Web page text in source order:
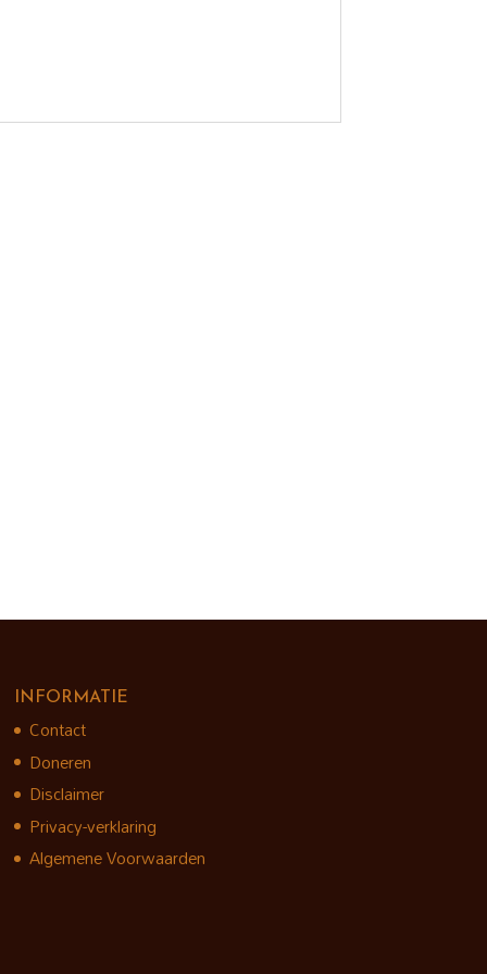
INFORMATIE
Contact
Doneren
Disclaimer
Privacy-verklaring
Algemene Voorwaarden